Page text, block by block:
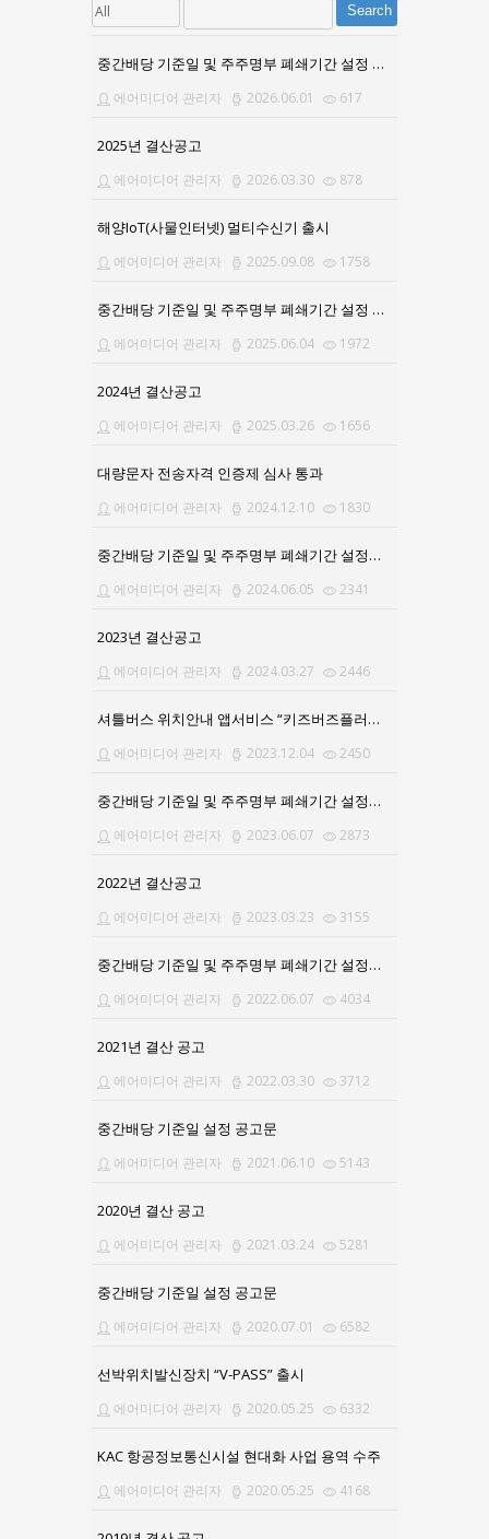
Search
중간배당 기준일 및 주주명부 폐쇄기간 설정 공고문
에어미디어 관리자 2026.06.01 617
2025년 결산공고
에어미디어 관리자 2026.03.30 878
해양IoT(사물인터넷) 멀티수신기 출시
에어미디어 관리자 2025.09.08 1758
중간배당 기준일 및 주주명부 폐쇄기간 설정 공고문
에어미디어 관리자 2025.06.04 1972
2024년 결산공고
에어미디어 관리자 2025.03.26 1656
대량문자 전송자격 인증제 심사 통과
에어미디어 관리자 2024.12.10 1830
중간배당 기준일 및 주주명부 폐쇄기간 설정공고의 건
에어미디어 관리자 2024.06.05 2341
2023년 결산공고
에어미디어 관리자 2024.03.27 2446
셔틀버스 위치안내 앱서비스 “키즈버즈플러스”로 업그레이드
에어미디어 관리자 2023.12.04 2450
중간배당 기준일 및 주주명부 폐쇄기간 설정공고
에어미디어 관리자 2023.06.07 2873
2022년 결산공고
에어미디어 관리자 2023.03.23 3155
중간배당 기준일 및 주주명부 폐쇄기간 설정공고의 건
에어미디어 관리자 2022.06.07 4034
2021년 결산 공고
에어미디어 관리자 2022.03.30 3712
중간배당 기준일 설정 공고문
에어미디어 관리자 2021.06.10 5143
2020년 결산 공고
에어미디어 관리자 2021.03.24 5281
중간배당 기준일 설정 공고문
에어미디어 관리자 2020.07.01 6582
선박위치발신장치 “V-PASS” 출시
에어미디어 관리자 2020.05.25 6332
KAC 항공정보통신시설 현대화 사업 용역 수주
에어미디어 관리자 2020.05.25 4168